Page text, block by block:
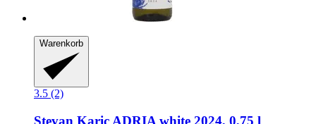
Warenkorb
3.5 (2)
Stevan Karic ADRIA white 2024, 0,75 l